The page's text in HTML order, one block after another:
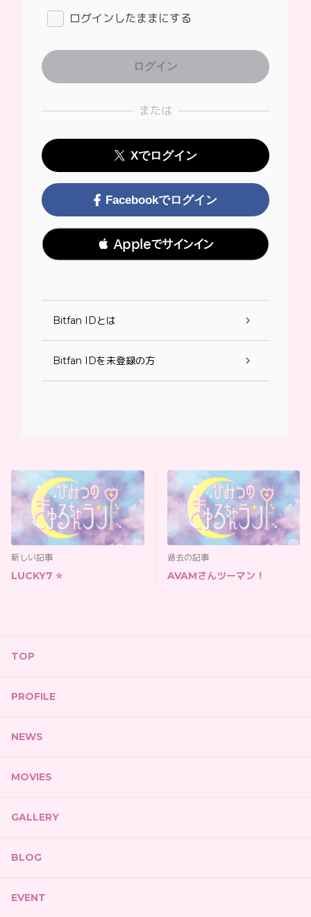
ログインしたままにする
または
Xでログイン
Facebookでログイン
 Appleでサインイン
Bitfan IDとは
Bitfan IDを未登録の方
新しい記事
LUCKY7 ⭐️
過去の記事
AVAMさんツーマン！
TOP
PROFILE
NEWS
MOVIES
GALLERY
BLOG
EVENT